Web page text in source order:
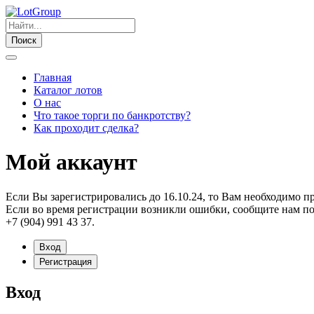
Поиск
Главная
Каталог лотов
О нас
Что такое торги по банкротству?
Как проходит сделка?
Мой аккаунт
Если Вы зарегистрировались до 16.10.24, то Вам необходимо
Если во время регистрации возникли ошибки, сообщите нам
+7 (904) 991 43 37.
Вход
Регистрация
Вход